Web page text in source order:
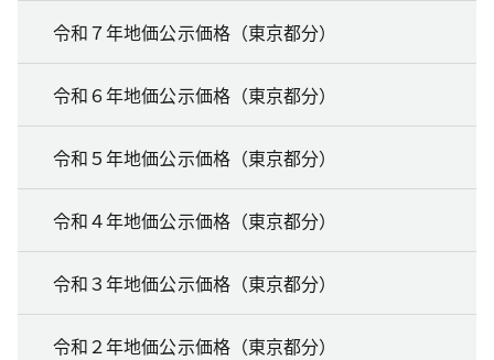
令和７年地価公示価格（東京都分）
令和６年地価公示価格（東京都分）
令和５年地価公示価格（東京都分）
令和４年地価公示価格（東京都分）
令和３年地価公示価格（東京都分）
令和２年地価公示価格（東京都分）